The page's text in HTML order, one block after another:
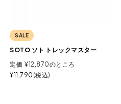
SALE
SOTO ソト トレックマスター
定価 ¥12,870のところ
¥11,790 税込